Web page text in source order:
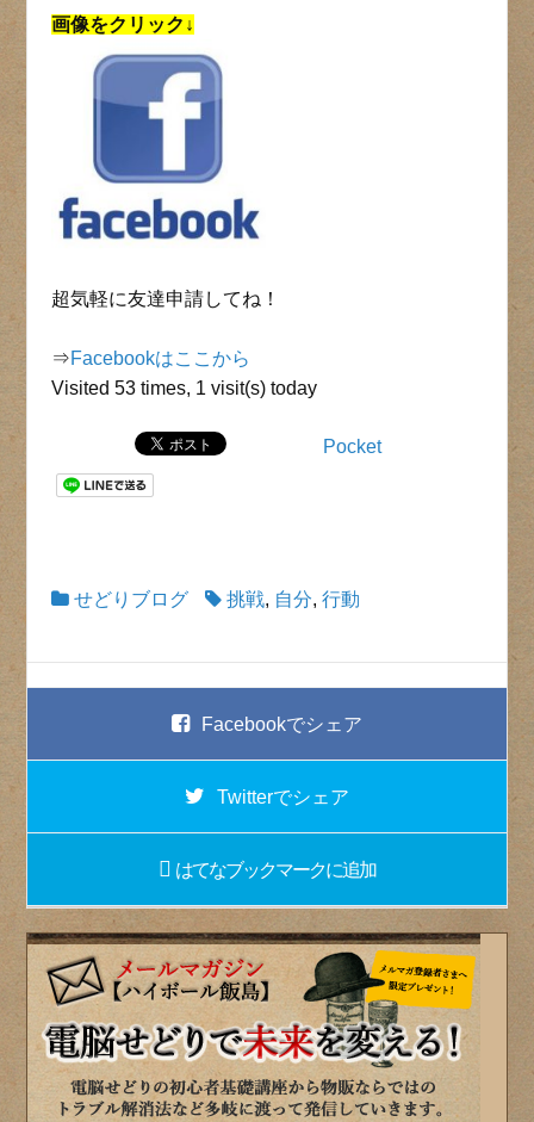
画像をクリック↓
超気軽に友達申請してね！
⇒Facebookはここから
Visited 53 times, 1 visit(s) today
Pocket
せどりブログ 挑戦, 自分,行動
Facebookでシェア
Twitterでシェア
はてなブックマークに追加